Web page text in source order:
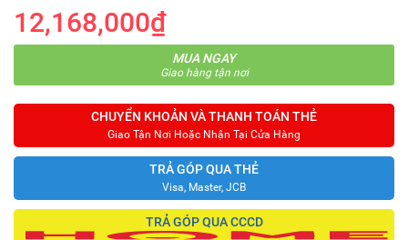
12,168,000₫
MUA NGAY
Giao hàng tận nơi
CHUYỂN KHOẢN VÀ THANH TOÁN THẺ
Giao Tận Nơi Hoặc Nhận Tại Cửa Hàng
TRẢ GÓP QUA THẺ
Visa, Master, JCB
TRẢ GÓP QUA CCCD